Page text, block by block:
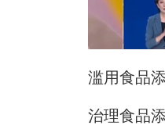
滥用食品添
治理食品添